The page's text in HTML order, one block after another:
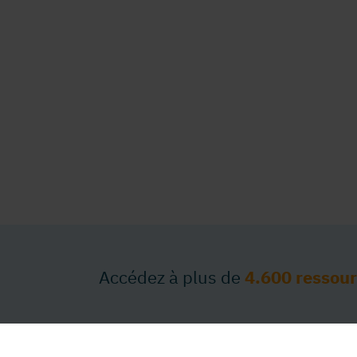
Accédez à plus de 4.600